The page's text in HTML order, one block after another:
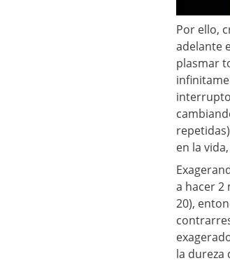
Por ello,
adelante
plasmar
en la
a hacer 2
20),
la dureza